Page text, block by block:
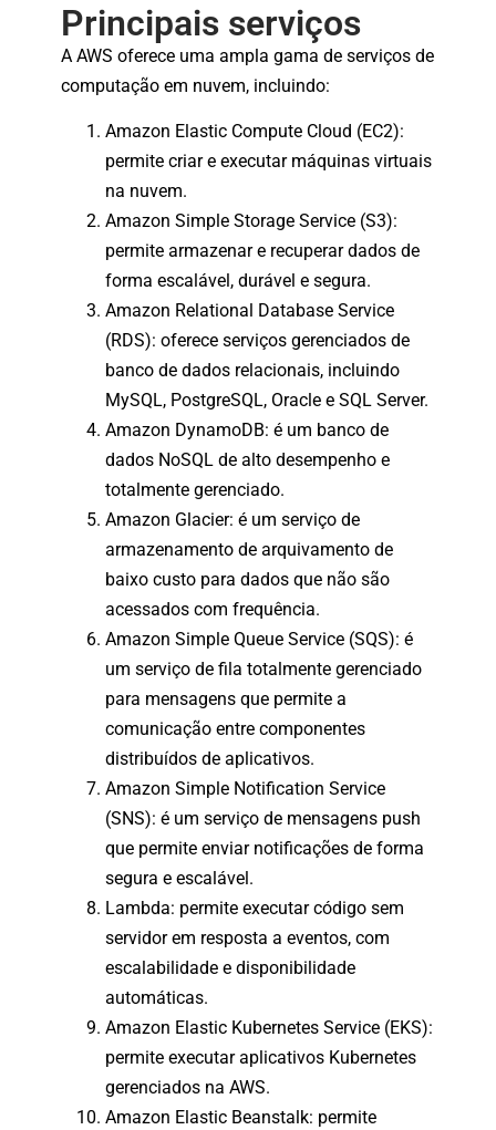
Principais serviços
A AWS oferece uma ampla gama de serviços de
computação em nuvem, incluindo:
Amazon Elastic Compute Cloud (EC2):
permite criar e executar máquinas virtuais
na nuvem.
Amazon Simple Storage Service (S3):
permite armazenar e recuperar dados de
forma escalável, durável e segura.
Amazon Relational Database Service
(RDS): oferece serviços gerenciados de
banco de dados relacionais, incluindo
MySQL, PostgreSQL, Oracle e SQL Server.
Amazon DynamoDB: é um banco de
dados NoSQL de alto desempenho e
totalmente gerenciado.
Amazon Glacier: é um serviço de
armazenamento de arquivamento de
baixo custo para dados que não são
acessados com frequência.
Amazon Simple Queue Service (SQS): é
um serviço de fila totalmente gerenciado
para mensagens que permite a
comunicação entre componentes
distribuídos de aplicativos.
Amazon Simple Notification Service
(SNS): é um serviço de mensagens push
que permite enviar notificações de forma
segura e escalável.
Lambda: permite executar código sem
servidor em resposta a eventos, com
escalabilidade e disponibilidade
automáticas.
Amazon Elastic Kubernetes Service (EKS):
permite executar aplicativos Kubernetes
gerenciados na AWS.
Amazon Elastic Beanstalk: permite